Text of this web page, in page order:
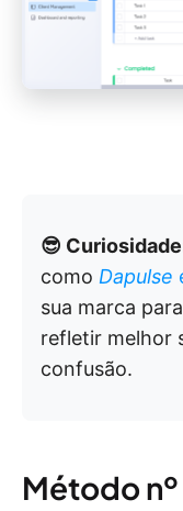
😎
como Dapulse
sua marca para
refletir melhor
confusão.
Método